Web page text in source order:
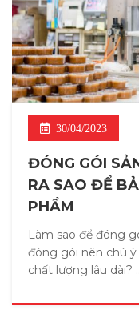
30/04/2023
ĐÓNG GÓI
RA SAO ĐỂ
PHẨM
Làm sao để đóng
đóng gói nên chú
chất lượng lâu dài?